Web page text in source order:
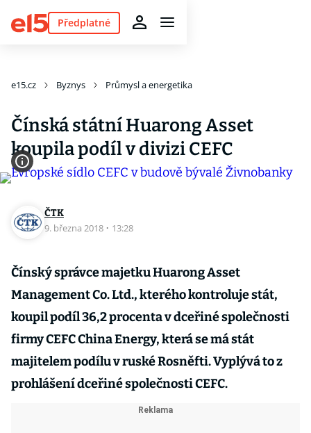
Předplatné
e15.cz Byznys Průmysl a energetika
Čínská státní Huarong Asset
koupila podíl v divizi CEFC
ČTK
9. března 2018 · 13:28
Čínský správce majetku Huarong Asset
Management Co. Ltd., kterého kontroluje stát,
koupil podíl 36,2 procenta v dceřiné společnosti
firmy CEFC China Energy, která se má stát
majitelem podílu v ruské Rosněfti. Vyplývá to z
prohlášení dceřiné společnosti CEFC.